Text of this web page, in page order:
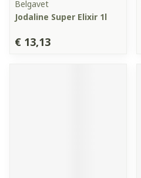
Belgavet
Jodaline Super Elixir 1l
€ 13,13